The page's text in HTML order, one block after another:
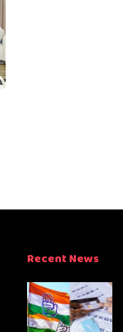
Recent News